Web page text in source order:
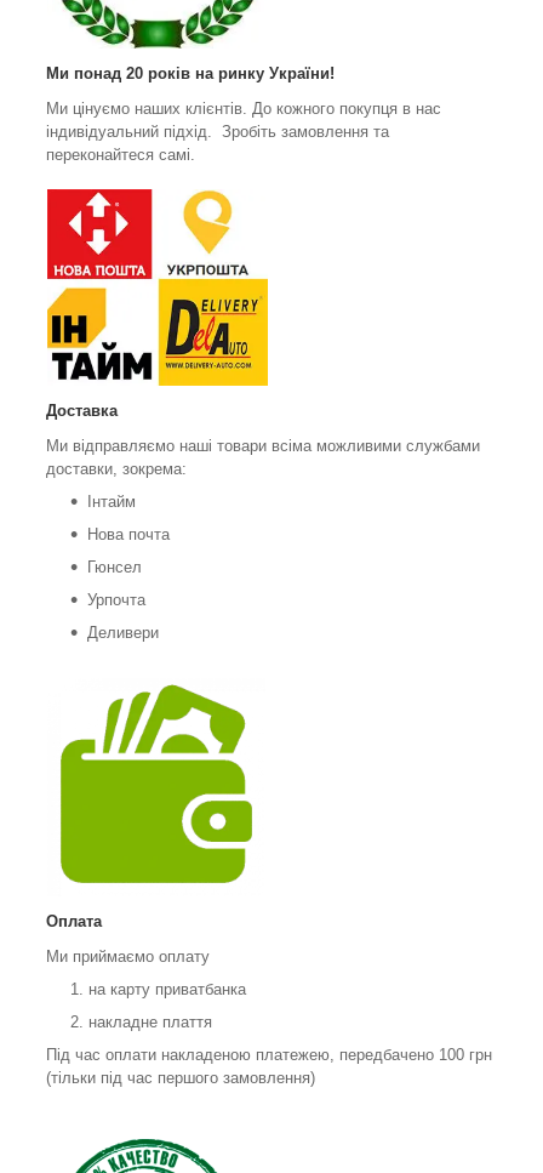
Ми понад 20 років на ринку України!
Ми цінуємо наших клієнтів. До кожного покупця в нас
індивідуальний підхід. Зробіть замовлення та
переконайтеся самі.
Доставка
Ми відправляємо наші товари всіма можливими службами
доставки, зокрема:
Інтайм
Нова почта
Гюнсел
Урпочта
Деливери
Оплата
Ми приймаємо оплату
на карту приватбанка
накладне плаття
Під час оплати накладеною платежею, передбачено 100 грн
(тільки під час першого замовлення)